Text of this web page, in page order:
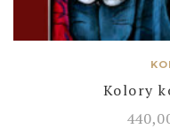
Kolory